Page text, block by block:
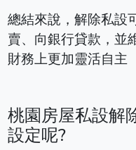
總結來說，解除私設
賣、向銀行貸款，並
財務上更加靈活自主
桃園房屋私設解
設定呢?